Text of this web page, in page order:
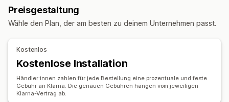
Preisgestaltung
Wähle den Plan, der am besten zu deinem Unternehmen passt.
Kostenlos
Kostenlose Installation
Händler:innen zahlen für jede Bestellung eine prozentuale und feste
Gebühr an Klarna. Die genauen Gebühren hängen vom jeweiligen
Klarna-Vertrag ab.